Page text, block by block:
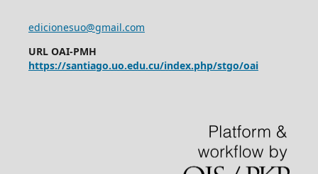
edicionesuo@gmail.com
URL OAI-PMH
https://santiago.uo.edu.cu/index.php/stgo/oai